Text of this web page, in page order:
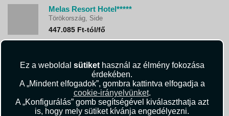
Ez a weboldal sütikethasznál az élmény fokozása
érdekében.
A „Mindent elfogadok”, gombra kattintva elfogadja a
cookie-irányelvünket.
A „Konfigurálás” gomb segítségével kiválaszthatja azt
is, hogy mely sütiket kívánja engedélyezni.
Melas Resort Hotel*****
Törökország, Side
447.085 Ft-tól/fő
470.495 Ft-tól/fő
Seher Side Quality Resort & Spa*****
Törökország, Side
450.710 Ft-tól/fő